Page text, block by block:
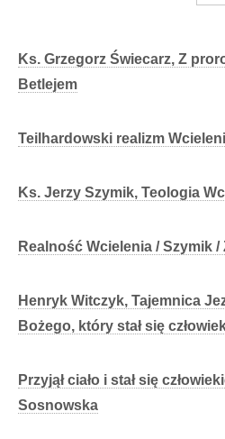
Ks. Grzegorz Świecarz, Z
Betlejem
Teilhardowski realizm
Ks. Jerzy Szymik, Teologia
Realność Wcielenia / Szymik /
Henryk Witczyk, Tajemnica
Bożego, który stał się
Przyjął ciało i stał się
Sosnowska